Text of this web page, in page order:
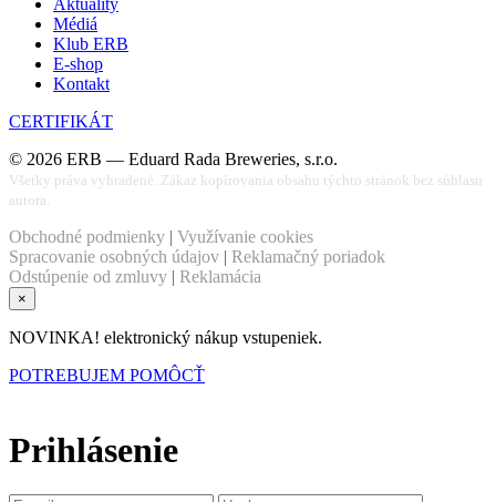
Aktuality
Médiá
Klub ERB
E-shop
Kontakt
CERTIFIKÁT
© 2026 ERB — Eduard Rada Breweries, s.r.o.
Všetky práva vyhradené. Zákaz kopírovania obsahu týchto stránok bez súhlasu
autora.
Obchodné podmienky | Využívanie cookies
Spracovanie osobných údajov | Reklamačný poriadok
Odstúpenie od zmluvy | Reklamácia
×
NOVINKA! elektronický nákup vstupeniek.
POTREBUJEM POMÔCŤ
Prihlásenie